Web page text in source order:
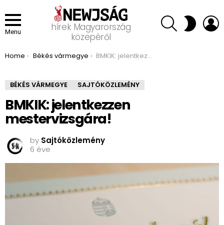
Menu
hírek Magyarország
közepéről
SEARCH SWITCH
SKIN
You are here:
Home Békés vármegye BMKIK: jelentkezzen mestervizsgára!
BÉKÉS VÁRMEGYE SAJTÓKÖZLEMÉNY
BMKIK: jelentkezzen
mestervizsgára!
by Sajtóközlemény
6 éve